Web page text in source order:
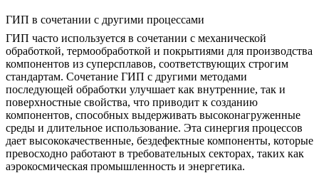
ГИП в сочетании с другими процессами
ГИП часто используется в сочетании с механической
обработкой, термообработкой и покрытиями для производства
компонентов из суперсплавов, соответствующих строгим
стандартам. Сочетание ГИП с другими методами
последующей обработки улучшает как внутренние, так и
поверхностные свойства, что приводит к созданию
компонентов, способных выдерживать высоконагруженные
среды и длительное использование. Эта синергия процессов
дает высококачественные, бездефектные компоненты, которые
превосходно работают в требовательных секторах, таких как
аэрокосмическая промышленность и энергетика.